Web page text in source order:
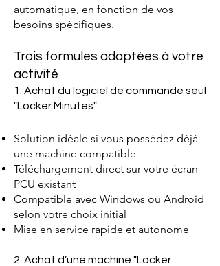
automatique, en fonction de vos
besoins spécifiques.
Trois formules adaptées à votre
activité
1. Achat du logiciel de commande seul
"Locker Minutes"
Solution idéale si vous possédez déjà
une machine compatible
Téléchargement direct sur votre écran
PCU existant
Compatible avec Windows ou Android
selon votre choix initial
Mise en service rapide et autonome
2. Achat d’une machine "Locker